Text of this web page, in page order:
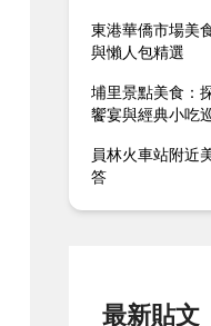
東港華僑市場美
與懶人包精選
埔里景點美食：
饗宴與經典小吃
員林火車站附近
答
最新貼文